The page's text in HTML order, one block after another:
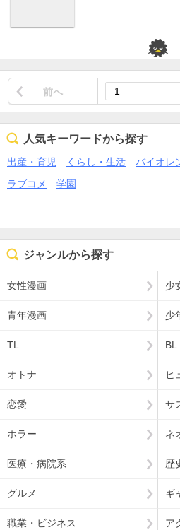
前へ
人気キーワードから探す
出産・育児 くらし・生活 バイオレ
ラブコメ
学園
ジャンルから探す
女性漫画 少
青年漫画 少
TL BL
オトナ ヒ
恋愛 サ
ホラー ネ
医療・病院系 歴
グルメ ギ
職業・ビジネス ア